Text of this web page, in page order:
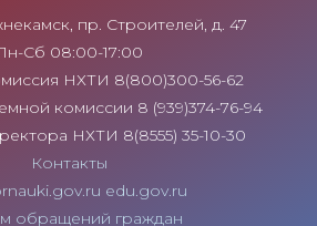
пр. Строителей, д. 47
Сб 08:00-17:00
НХТИ 8(800)300-56-62
комиссии 8 (939)374-76-94
НХТИ 8(8555) 35-10-30
Контакты
edu.gov.ru
обращений граждан